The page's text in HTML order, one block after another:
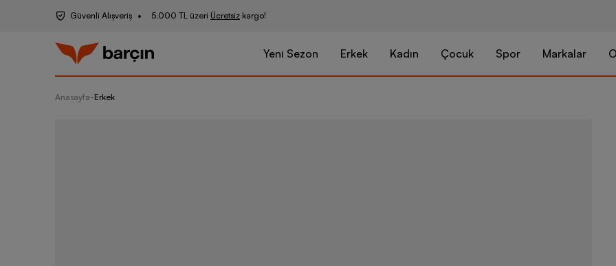
Güvenli Alışveriş 5.000 TL üzeri Ücretsiz kargo!
Yeni Sezon Erkek Kadın Çocuk Spor Markalar
Anasayfa-Erkek
Skechers